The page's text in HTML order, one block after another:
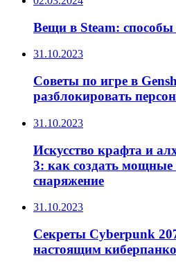
Вещи в Steam:
31.10.2023
Советы по игре в
разблокировать
31.10.2023
Искусство крафта и
3: как создать мощные
снаряжение
31.10.2023
Секреты Cyberpunk
настоящим